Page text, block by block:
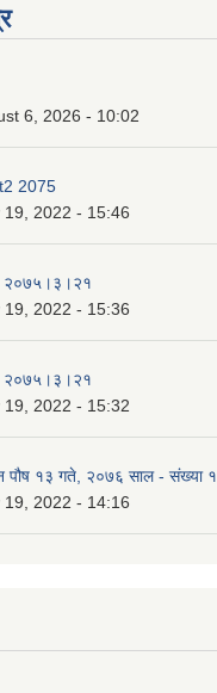
6, 2026 - 10:02
2075
2022 - 15:46
२०७५।३।२१
2022 - 15:36
२०७५।३।२१
2022 - 15:32
पौष १३ गते, २०७६ साल - संख्या १
2022 - 14:16